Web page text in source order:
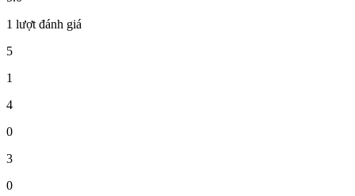
1 lượt đánh giá
5
1
4
0
3
0